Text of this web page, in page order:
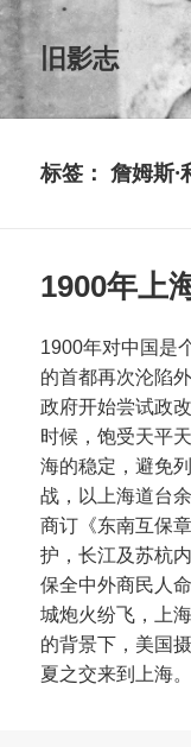
旧影志
标签：詹姆斯·
1900年上
1900年对中国是
的首都再次沦陷
政府开始尝试政
时候，饱受天平
海的稳定，避免
战，以上海道台
商订《东南互保
护，长江及苏杭
保全中外商民人
城炮火纷飞，上
的背景下，美国
夏之交来到上海。